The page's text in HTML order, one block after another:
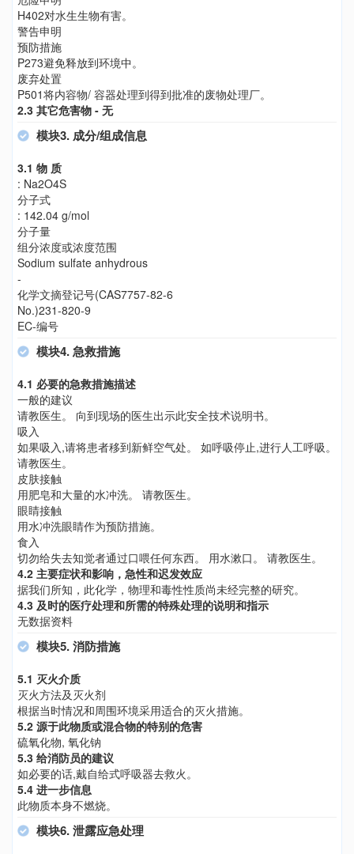
H402对水生生物有害。
警告申明
预防措施
P273避免释放到环境中。
废弃处置
P501将内容物/ 容器处理到得到批准的废物处理厂。
2.3 其它危害物 - 无
模块3. 成分/组成信息
3.1 物 质
: Na2O4S
分子式
: 142.04 g/mol
分子量
组分浓度或浓度范围
Sodium sulfate anhydrous
-
化学文摘登记号(CAS7757-82-6
No.)231-820-9
EC-编号
模块4. 急救措施
4.1 必要的急救措施描述
一般的建议
请教医生。 向到现场的医生出示此安全技术说明书。
吸入
如果吸入,请将患者移到新鲜空气处。 如呼吸停止,进行人工呼吸。
请教医生。
皮肤接触
用肥皂和大量的水冲洗。 请教医生。
眼睛接触
用水冲洗眼睛作为预防措施。
食入
切勿给失去知觉者通过口喂任何东西。 用水漱口。 请教医生。
4.2 主要症状和影响，急性和迟发效应
据我们所知，此化学，物理和毒性性质尚未经完整的研究。
4.3 及时的医疗处理和所需的特殊处理的说明和指示
无数据资料
模块5. 消防措施
5.1 灭火介质
灭火方法及灭火剂
根据当时情况和周围环境采用适合的灭火措施。
5.2 源于此物质或混合物的特别的危害
硫氧化物, 氧化钠
5.3 给消防员的建议
如必要的话,戴自给式呼吸器去救火。
5.4 进一步信息
此物质本身不燃烧。
模块6. 泄露应急处理